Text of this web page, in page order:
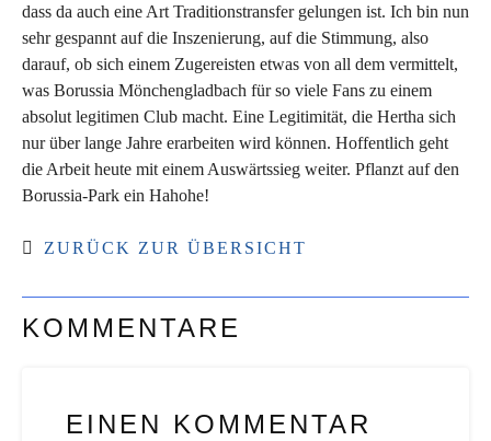
dass da auch eine Art Traditionstransfer gelungen ist. Ich bin nun
sehr gespannt auf die Inszenierung, auf die Stimmung, also
darauf, ob sich einem Zugereisten etwas von all dem vermittelt,
was Borussia Mönchengladbach für so viele Fans zu einem
absolut legitimen Club macht. Eine Legitimität, die Hertha sich
nur über lange Jahre erarbeiten wird können. Hoffentlich geht
die Arbeit heute mit einem Auswärtssieg weiter. Pflanzt auf den
Borussia-Park ein Hahohe!
ZURÜCK ZUR ÜBERSICHT
KOMMENTARE
EINEN KOMMENTAR